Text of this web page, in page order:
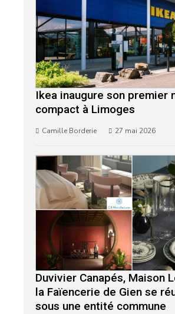
Ikea inaugure son premier
compact à Limoges
Camille Borderie 27 mai 2026
Duvivier Canapés, Maison
la Faïencerie de Gien se
sous une entité commune